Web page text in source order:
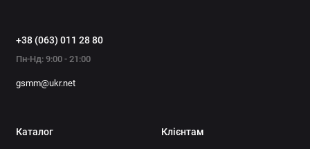
+38 (063) 011 28 80
Пн-Нд: 9:00 - 21:00
gsmm@ukr.net
Каталог Клієнтам